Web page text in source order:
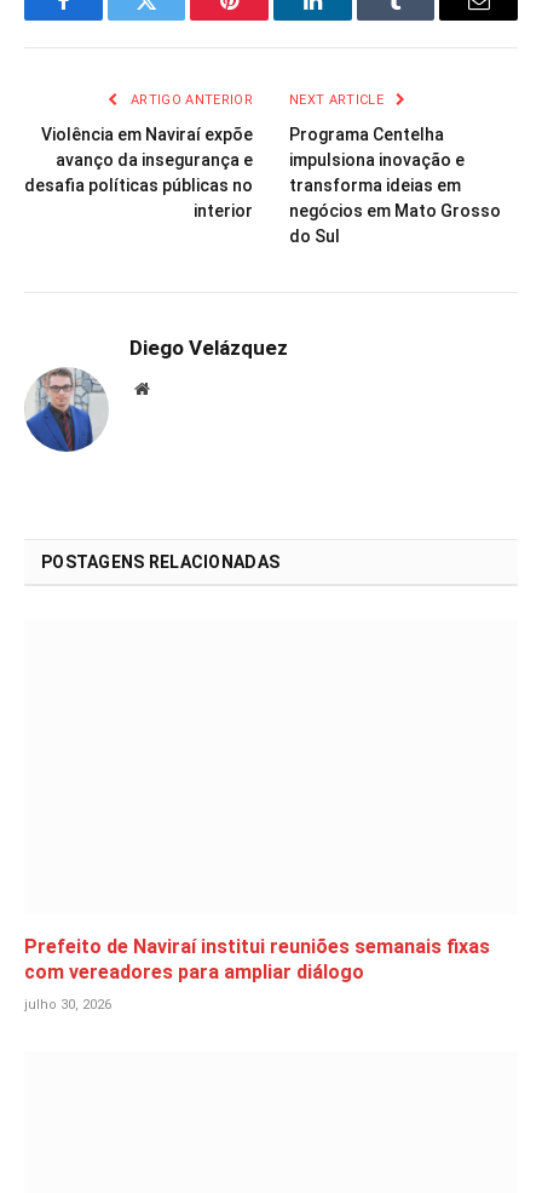
FacebookTwitter Pinterest LinkedInTumblr Email
ARTIGO ANTERIOR
Violência em Naviraí expõe
avanço da insegurança e
desafia políticas públicas no
interior
NEXT ARTICLE
Programa Centelha
impulsiona inovação e
transforma ideias em
negócios em Mato Grosso
do Sul
Diego Velázquez
Website
POSTAGENS RELACIONADAS
Prefeito de Naviraí institui reuniões semanais fixas
com vereadores para ampliar diálogo
julho 30, 2026